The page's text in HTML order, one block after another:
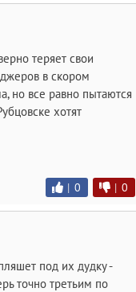
теряет свои
в скором
но все равно пытаются
хотят
| 0 | 0
под их дудку -
точно третьим по